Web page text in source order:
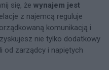
się, że wynajem jest
z najemcą reguluje
komunikacją i
nie tylko dodatkowy
od zarządcy i napiętych